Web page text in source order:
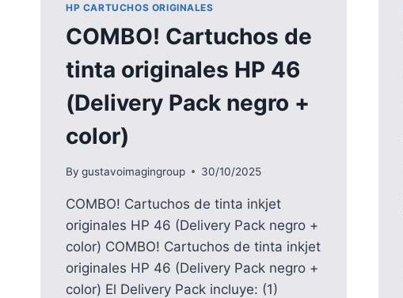
HP CARTUCHOS ORIGINALES
COMBO! Cartuchos de
tinta originales HP 46
(Delivery Pack negro +
color)
By gustavoimagingroup 30/10/2025
COMBO! Cartuchos de tinta inkjet
originales HP 46 (Delivery Pack negro +
color) COMBO! Cartuchos de tinta inkjet
originales HP 46 (Delivery Pack negro +
color) El Delivery Pack incluye: (1)